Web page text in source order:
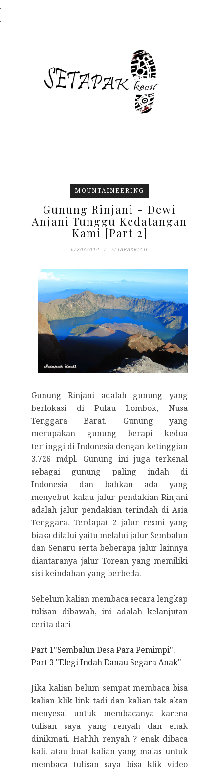
.
.
MOUNTAINEERING
Gunung Rinjani - Dewi
Anjani Tunggu Kedatangan
Kami [Part 2]
6/20/2014 SETAPAKKECIL
Gunung Rinjani adalah gunung yang
berlokasi di Pulau Lombok, Nusa
Tenggara Barat. Gunung yang
merupakan gunung berapi kedua
tertinggi di Indonesia dengan ketinggian
3.726 mdpl. Gunung ini juga terkenal
sebagai gunung paling indah di
Indonesia dan bahkan ada yang
menyebut kalau jalur pendakian Rinjani
adalah jalur pendakian terindah di Asia
Tenggara. Terdapat 2 jalur resmi yang
biasa dilalui yaitu melalui jalur Sembalun
dan Senaru serta beberapa jalur lainnya
diantaranya jalur Torean yang memiliki
sisi keindahan yang berbeda.
Sebelum kalian membaca secara lengkap
tulisan dibawah, ini adalah kelanjutan
cerita dari
Part 1"Sembalun Desa Para Pemimpi".
Part 3 "Elegi Indah Danau Segara Anak"
Jika kalian belum sempat membaca bisa
kalian klik link tadi dan kalian tak akan
menyesal untuk membacanya karena
tulisan saya yang renyah dan enak
dinikmati. Hahhh renyah ? enak dibaca
kali. atau buat kalian yang malas untuk
membaca tulisan saya bisa klik video